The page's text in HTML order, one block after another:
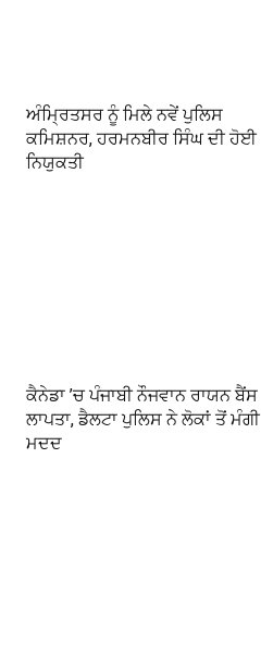
ਅੰਮ੍ਰਿਤਸਰ ਨੂੰ ਮਿਲੇ ਨਵੇਂ ਪੁਲਿਸ
ਕਮਿਸ਼ਨਰ, ਹਰਮਨਬੀਰ ਸਿੰਘ ਦੀ ਹੋਈ
ਨਿਯੁਕਤੀ
ਕੈਨੇਡਾ ’ਚ ਪੰਜਾਬੀ ਨੌਜਵਾਨ ਰਾਯਨ ਬੈਂਸ
ਲਾਪਤਾ, ਡੈਲਟਾ ਪੁਲਿਸ ਨੇ ਲੋਕਾਂ ਤੋਂ ਮੰਗੀ
ਮਦਦ